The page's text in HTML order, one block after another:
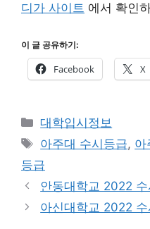
디가 사이트 에서 확인
이 글 공유하기:
Facebook X
카
테
고
리
대학입시정보
태
그
아주대 수시등급, 아
등급
안동대학교 2022 수
아신대학교 2022 수